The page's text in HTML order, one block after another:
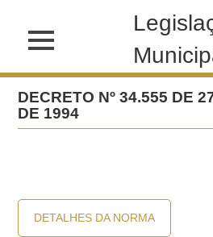
DECRETO Nº 34.555 DE
DE 1994
DETALHES DA NORMA